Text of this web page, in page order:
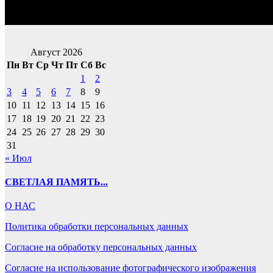
Август 2026
Пн Вт Ср Чт Пт Сб Вс
1
2
3
4 5 6 7 8
9
10 11 12 13 14 15 16
17 18 19 20 21 22 23
24 25 26 27 28 29 30
31
« Июл
СВЕТЛАЯ ПАМЯТЬ...
О НАС
Политика обработки персональных данных
Согласие на обработку персональных данных
Согласие на использование фотографического изображения